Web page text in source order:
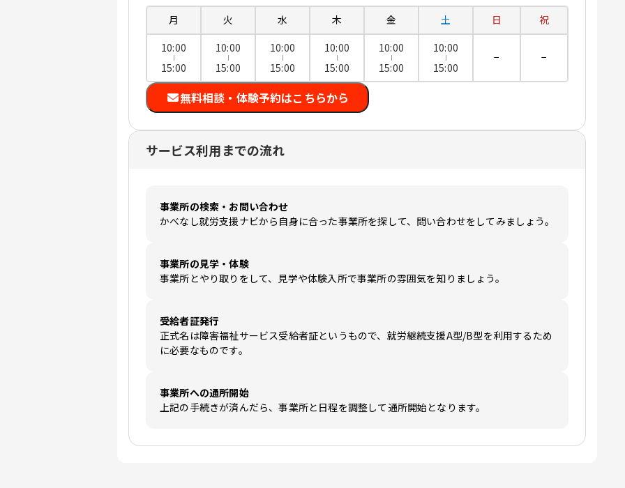
月 火 水 木 金 土 日
祝
10:00
15:00
10:00
15:00
10:00
15:00
10:00
15:00
10:00
15:00
10:00
15:00
− −
無料相談・体験予約はこちらから
サービス利用までの流れ
事業所の検索・お問い合わせ
かべなし就労支援ナビから自身に合った事業所を探して、問い合わせをしてみましょう。
事業所の見学・体験
事業所とやり取りをして、見学や体験入所で事業所の雰囲気を知りましょう。
受給者証発行
正式名は障害福祉サービス受給者証というもので、就労継続支援A型/B型を利用するため
に必要なものです。
事業所への通所開始
上記の手続きが済んだら、事業所と日程を調整して通所開始となります。